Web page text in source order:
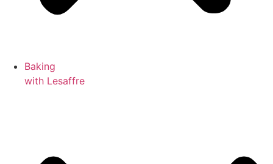
Baking
with Lesaffre